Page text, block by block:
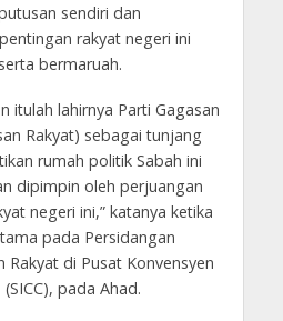
sendiri dan
rakyat negeri ini
bermaruah.
itulah lahirnya Parti Gagasan
Rakyat) sebagai tunjang
rumah politik Sabah ini
dipimpin oleh perjuangan
negeri ini,” katanya ketika
pada Persidangan
Rakyat di Pusat Konvensyen
pada Ahad.